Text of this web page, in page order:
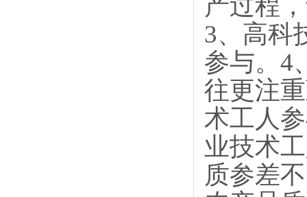
产过程
3、高科
参与。4
往更注
术工人
业技术
质参差